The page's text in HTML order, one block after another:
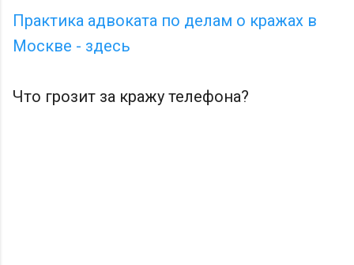
Практика адвоката по делам о кражах в
Москве - здесь
Что грозит за кражу телефона?